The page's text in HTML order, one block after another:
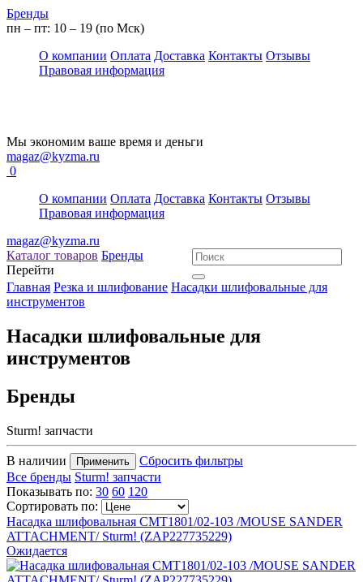
Бренды
пн – пт: 10 – 19 (по Мск)
О компании Оплата Доставка Контакты Отзывы
Правовая информация
Мы экономим ваше время и деньги
magaz@kyzma.ru
0
О компании Оплата Доставка Контакты Отзывы
Правовая информация
magaz@kyzma.ru
Каталог товаров Бренды
Перейти
Главная Резка и шлифование Насадки шлифовальные для
инструментов
Насадки шлифовальные для
инструментов
Бренды
Sturm! запчасти
В наличии Применить
Сбросить фильтры
Все бренды Sturm! запчасти
Показывать по: 30 60 120
Сортировать по:
Насадка шлифовальная CMT1801/02-103 /MOUSE SANDER
ATTACHMENT/ Sturm! (ZAP227735229)
Ожидается